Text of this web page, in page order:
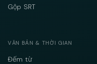
Gộp SRT
VĂN BẢN & THỜI GIAN
Đếm từ